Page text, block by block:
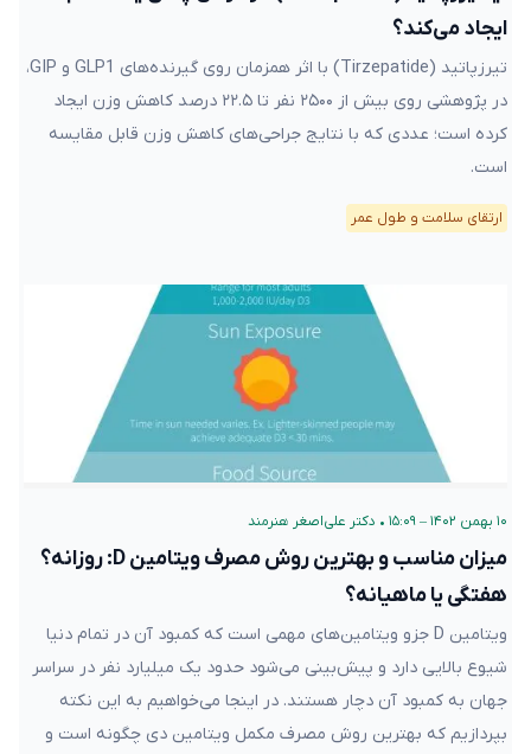
ایجاد می‌کند؟
تیرزپاتید (Tirzepatide) با اثر همزمان روی گیرنده‌های GLP1 و GIP،
در پژوهشی روی بیش از ۲۵۰۰ نفر تا ۲۲.۵ درصد کاهش وزن ایجاد
کرده است؛ عددی که با نتایج جراحی‌های کاهش وزن قابل مقایسه
است.
ارتقای سلامت و طول عمر
۱۰ بهمن ۱۴۰۲ – ۱۵:۰۹ • دکتر علی‌اصغر هنرمند
میزان مناسب و بهترین روش مصرف ویتامین D: روزانه؟
هفتگی یا ماهیانه؟
ویتامین D جزو ویتامین‌های مهمی است که کمبود آن در تمام دنیا
شیوع بالایی دارد و پیش‌بینی می‌شود حدود یک میلیارد نفر در سراسر
جهان به کمبود آن دچار هستند. در اینجا می‌خواهیم به این نکته
بپردازیم که بهترین روش مصرف مکمل ویتامین دی چگونه است و